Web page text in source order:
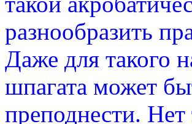
разнообразить
Даже для такого
шпагата может
преподнести. Нет